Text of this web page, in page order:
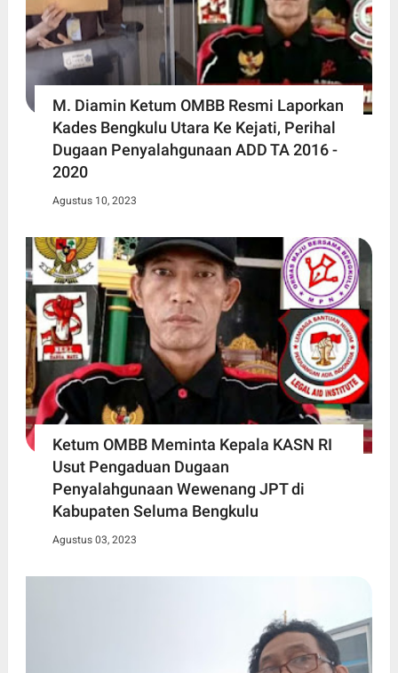
M. Diamin Ketum OMBB Resmi Laporkan
Kades Bengkulu Utara Ke Kejati, Perihal
Dugaan Penyalahgunaan ADD TA 2016 -
2020
Agustus 10, 2023
Ketum OMBB Meminta Kepala KASN RI
Usut Pengaduan Dugaan
Penyalahgunaan Wewenang JPT di
Kabupaten Seluma Bengkulu
Agustus 03, 2023